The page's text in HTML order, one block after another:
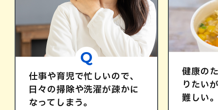
Q
仕事や育児で忙しいので､
日々の掃除や洗濯が疎かに
なって しまう｡
健康の
りたい
難しい｡